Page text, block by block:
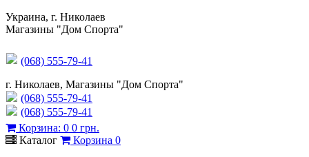
Украина, г. Николаев
Магазины "Дом Спорта"
(068) 555-79-41
г. Николаев, Магазины "Дом Спорта"
(068) 555-79-41
(068) 555-79-41
Корзина: 0 0 грн.
Каталог
Корзина 0